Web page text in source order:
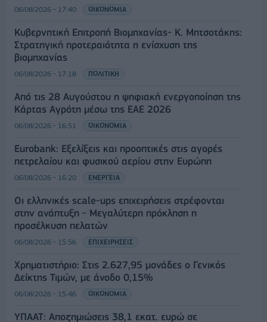
06/08/2026 - 17:40 ΟΙΚΟΝΟΜΙΑ
Κυβερνητική Επιτροπή Βιομηχανίας- Κ. Μητσοτάκης:
Στρατηγική προτεραιότητα η ενίσχυση της
βιομηχανίας
06/08/2026 - 17:18 ΠΟΛΙΤΙΚΗ
Από τις 28 Αυγούστου η ψηφιακή ενεργοποίηση της
Κάρτας Αγρότη μέσω της ΕΑΕ 2026
06/08/2026 - 16:51 ΟΙΚΟΝΟΜΙΑ
Eurobank: Εξελίξεις και προοπτικές στις αγορές
πετρελαίου και φυσικού αερίου στην Ευρώπη
06/08/2026 - 16:20 ΕΝΕΡΓΕΙΑ
Οι ελληνικές scale-ups επιχειρήσεις στρέφονται
στην ανάπτυξη - Μεγαλύτερη πρόκληση η
προσέλκυση πελατών
06/08/2026 - 15:56 ΕΠΙΧΕΙΡΗΣΕΙΣ
Χρηματιστήριο: Στις 2.627,95 μονάδες ο Γενικός
Δείκτης Τιμών, με άνοδο 0,15%
06/08/2026 - 15:46 ΟΙΚΟΝΟΜΙΑ
ΥΠΑΑΤ: Αποζημιώσεις 38,1 εκατ. ευρώ σε